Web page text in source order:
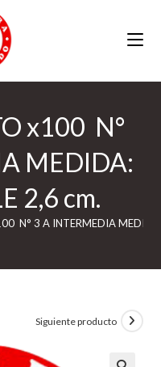
x100 N°
MEDIDA:
2,6 cm.
N° 3 A INTERMEDIA
Siguiente producto